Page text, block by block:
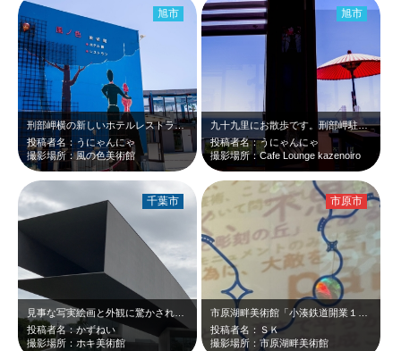
刑部岬横の新しいホテルレストラン＆美術館です。 ２階にあるレストラン利用のみ…
投稿者名：うにゃんにゃ
撮影場所：風の色美術館
旭市
九十九里にお散歩です。刑部岬駐車場の脇に数年前には見かけなかった「CAFE」の…
投稿者名：うにゃんにゃ
撮影場所：Cafe Lounge kazenoiro
旭市
見事な写実絵画と外観に驚かされた美術館
投稿者名：かずねい
撮影場所：ホキ美術館
千葉市
投稿者名：ＳＫ
撮影場所：市原湖畔美術館
市原市